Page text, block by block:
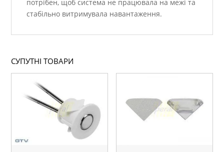
потрібен, щоб система не працювала на межі та
стабільно витримувала навантаження.
СУПУТНІ ТОВАРИ